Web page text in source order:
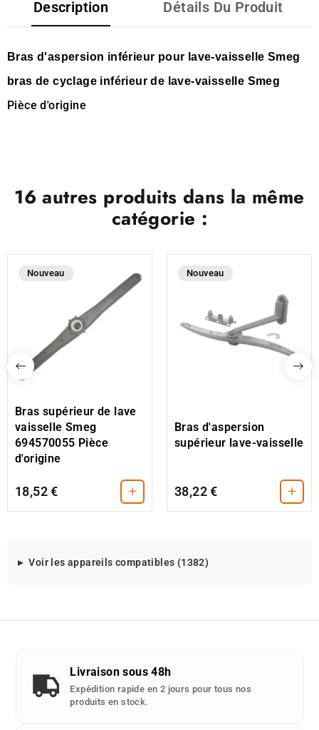
Description Détails Du Produit
Bras d'aspersion inférieur pour lave-vaisselle Smeg
bras de cyclage inférieur de lave-vaisselle Smeg
Pièce d'origine
16 autres produits dans la même
catégorie :
Nouveau
Bras supérieur de lave
vaisselle Smeg
694570055 Pièce
d'origine
18,52 € +
Nouveau
Bras d'aspersion
supérieur lave-vaisselle
38,22 € +
Modeles
Voir les appareils compatibles (1382)
Livraison sous 48h
Expédition rapide en 2 jours pour tous nos
produits en stock.